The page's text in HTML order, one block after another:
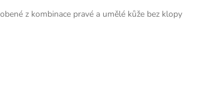
z kombinace pravé a umělé kůže bez klopy